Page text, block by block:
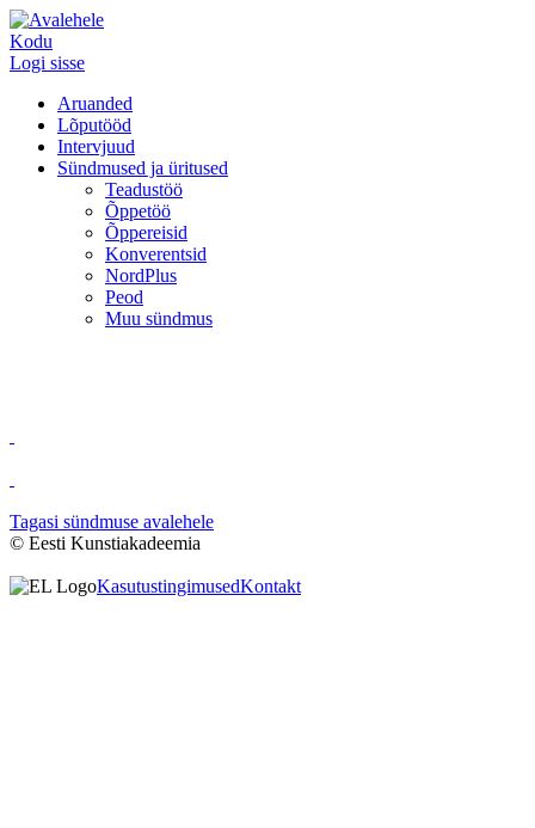
Kodu
Logi sisse
Aruanded
Lõputööd
Intervjuud
Sündmused ja üritused
Teadustöö
Õppetöö
Õppereisid
Konverentsid
NordPlus
Peod
Muu sündmus
Tagasi sündmuse avalehele
© Eesti Kunstiakadeemia
KasutustingimusedKontakt